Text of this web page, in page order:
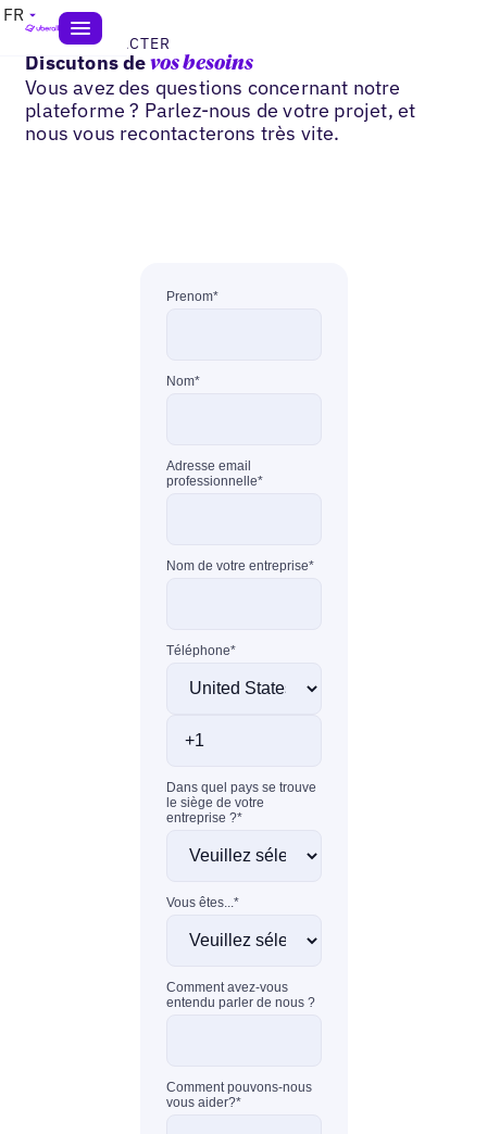
FR
NOUS CONTACTER
Discutons de vos besoins
Vous avez des questions concernant notre
plateforme ? Parlez-nous de votre projet, et
nous vous recontacterons très vite.